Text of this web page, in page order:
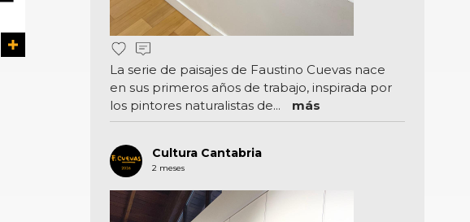
La serie de paisajes de Faustino Cuevas nace
en sus primeros años de trabajo, inspirada por
los pintores naturalistas de...
más
Cultura Cantabria
2 meses